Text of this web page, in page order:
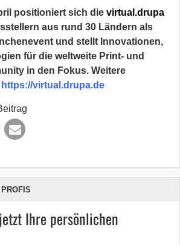
positioniert sich die virtual.drupa
aus rund 30 Ländern als
und stellt Innovationen,
für die weltweite Print- und
in den Fokus. Weitere
https://virtual.drupa.de
Ihre persönlichen